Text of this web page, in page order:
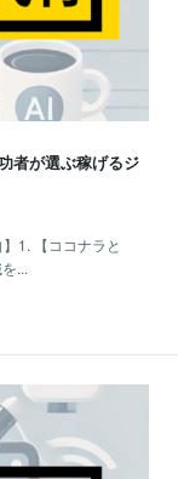
者が選ぶ稼げるジ
1. 【ココナラと
...